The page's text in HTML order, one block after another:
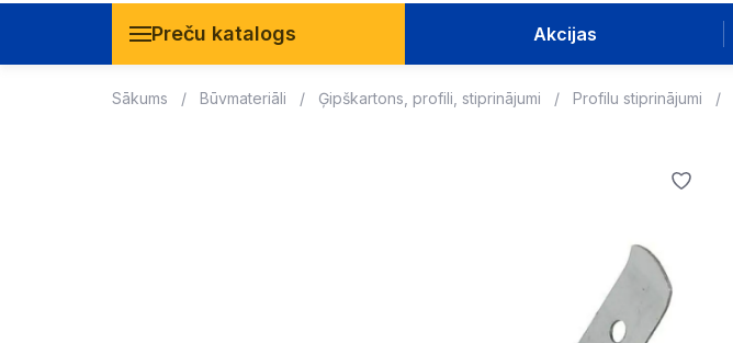
Preču katalogs Akcijas
Sākums Būvmateriāli Ģipškartons, profili, stiprinājumi Profilu stiprinājumi